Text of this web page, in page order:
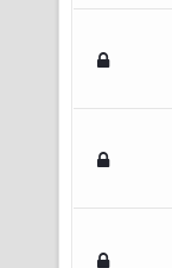
- 0 de 5 em média
45
- 0 de 5 em média
45
- 0 de 5 em média
45